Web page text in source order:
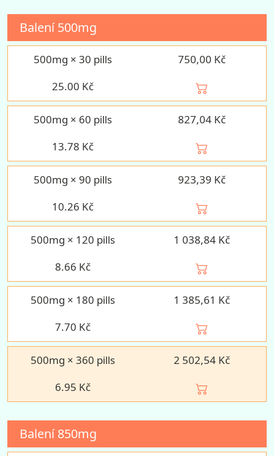
Balení500mg
500mg × 30 pills
750,00 Kč
25.00 Kč
500mg × 60 pills
827,04 Kč
13.78 Kč
500mg × 90 pills
923,39 Kč
10.26 Kč
500mg × 120 pills
1 038,84 Kč
8.66 Kč
500mg × 180 pills
1 385,61 Kč
7.70 Kč
500mg × 360 pills
2 502,54 Kč
6.95 Kč
Balení850mg